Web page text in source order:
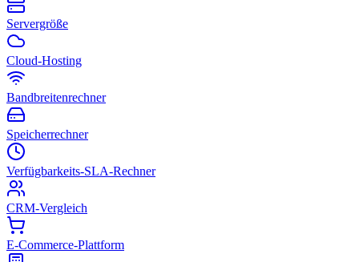
Servergröße
Cloud-Hosting
Bandbreitenrechner
Speicherrechner
Verfügbarkeits-SLA-Rechner
CRM-Vergleich
E-Commerce-Plattform